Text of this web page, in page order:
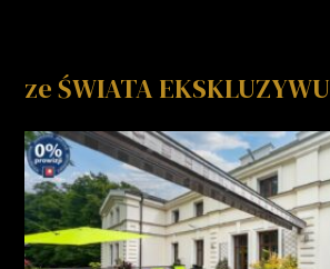
ze ŚWIATA EKSKLUZYWU